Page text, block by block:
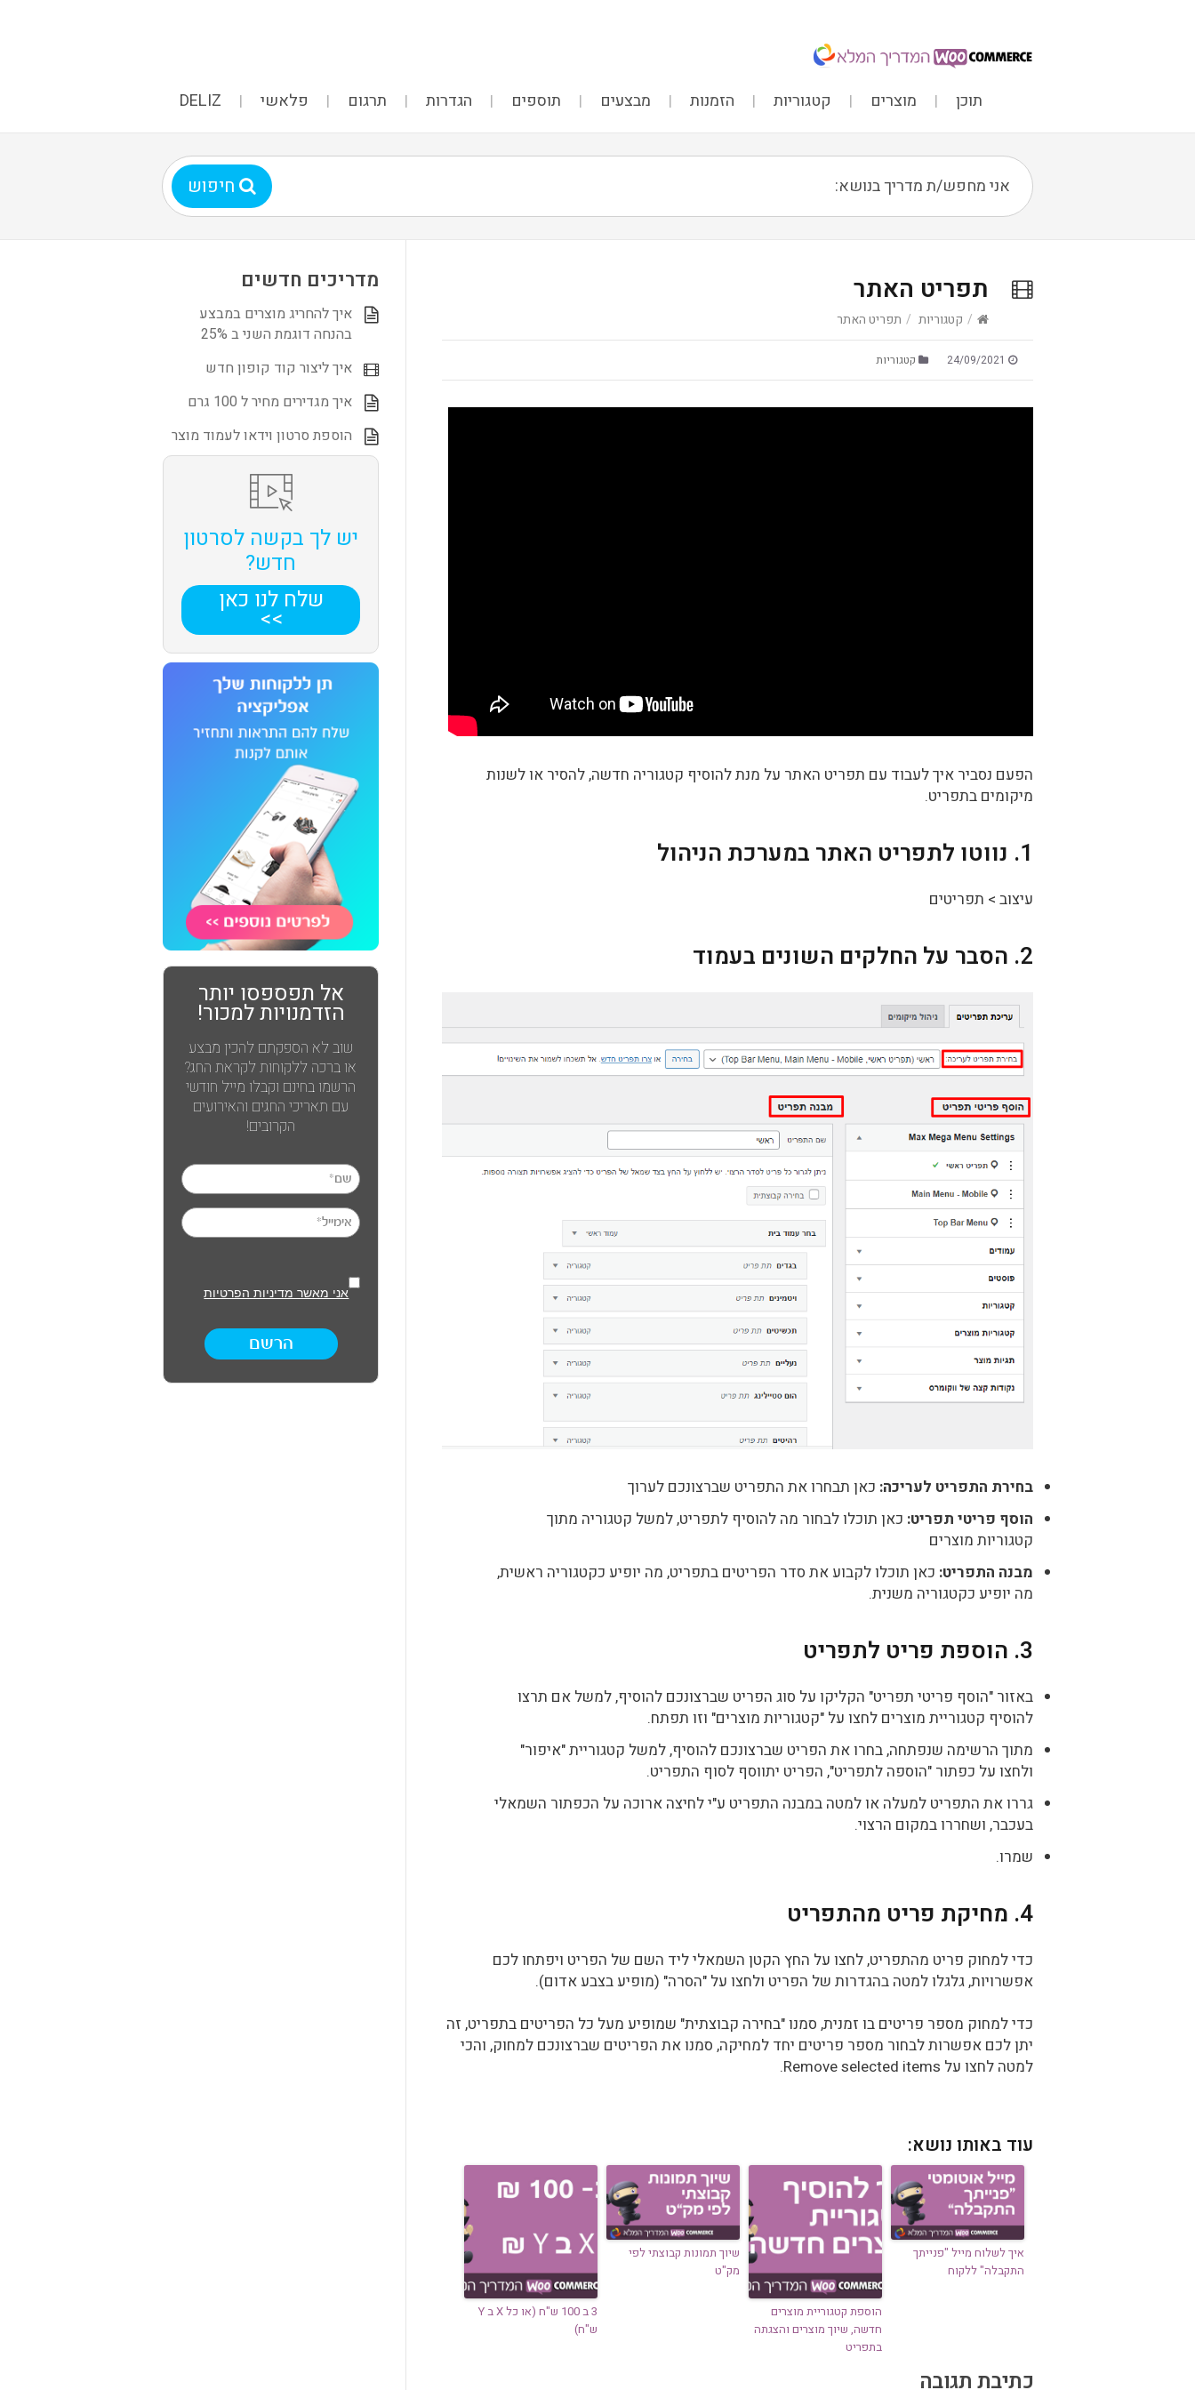
תוכן מוצרים קטגוריות הזמנות מבצעים תוספים הגדרות תרגום פלאשי DELIZ
חיפוש
תפריט האתר
/ קטגוריות / תפריט האתר
24/09/2021 קטגוריות
הפעם נסביר איך לעבוד עם תפריט האתר על מנת להוסיף קטגוריה חדשה, להסיר או לשנות
מיקומים בתפריט.
1. נווטו לתפריט האתר במערכת הניהול
עיצוב > תפריטים
2. הסבר על החלקים השונים בעמוד
בחירת התפריט לעריכה: כאן תבחרו את התפריט שברצונכם לערוך
הוסף פריטי תפריט: כאן תוכלו לבחור מה להוסיף לתפריט, למשל קטגוריה מתוך
קטגוריות מוצרים
מבנה התפריט: כאן תוכלו לקבוע את סדר הפריטים בתפריט, מה יופיע כקטגוריה ראשית,
מה יופיע כקטגוריה משנית.
3. הוספת פריט לתפריט
באזור "הוסף פריטי תפריט" הקליקו על סוג הפריט שברצונכם להוסיף, למשל אם תרצו
להוסיף קטגוריית מוצרים לחצו על "קטגוריות מוצרים" וזו תפתח.
מתוך הרשימה שנפתחה, בחרו את הפריט שברצונכם להוסיף, למשל קטגוריית "איפור"
ולחצו על כפתור "הוספה לתפריט", הפריט יתווסף לסוף התפריט.
גררו את התפריט למעלה או למטה במבנה התפריט ע"י לחיצה ארוכה על הכפתור השמאלי
בעכבר, ושחררו במקום הרצוי.
שמרו.
4. מחיקת פריט מהתפריט
כדי למחוק פריט מהתפריט, לחצו על החץ הקטן השמאלי ליד השם של הפריט ויפתחו לכם
אפשרויות, גלגלו למטה בהגדרות של הפריט ולחצו על "הסרה" (מופיע בצבע אדום).
כדי למחוק מספר פריטים בו זמנית, סמנו "בחירה קבוצתית" שמופיע מעל כל הפריטים בתפריט, זה
יתן לכם אפשרות לבחור מספר פריטים יחד למחיקה, סמנו את הפריטים שברצונכם למחוק, והכי
למטה לחצו על Remove selected items.
עוד באותו נושא:
איך לשלוח מייל "פנייתך
התקבלה" ללקוח
הוספת קטגוריית מוצרים
חדשה, שיוך מוצרים והצגתה
בתפריט
שיוך תמונות קבוצתי לפי
מק"ט
3 ב 100 ש"ח (או כל X ב Y
ש"ח)
כתיבת תגובה
מדריכים חדשים
איך להחריג מוצרים במבצע
בהנחה דוגמת השני ב 25%
איך ליצור קוד קופון חדש
איך מגדירים מחיר ל 100 גרם
הוספת סרטון וידאו לעמוד מוצר
יש לך בקשה לסרטון
חדש?
שלח לנו כאן
>>
אל תפספסו יותר
הזדמנויות למכור!
שוב לא הספקתם להכין מבצע
או ברכה ללקוחות לקראת החג?
הרשמו בחינם וקבלו מייל חודשי
עם תאריכי החגים והאירועים
הקרובים!
אני מאשר מדיניות הפרטיות
הרשם